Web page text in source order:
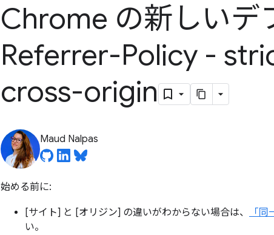
Chrome の新しいデ
Referrer-Policy -
cross-origin
Maud Nalpas
始める前に:
[サイト] と [オリジン] の違いがわからない場合は、 「
い。